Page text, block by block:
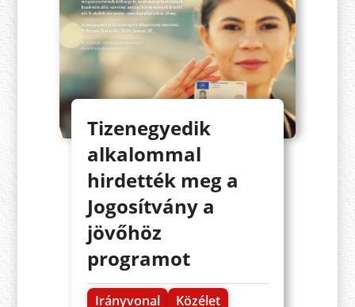
Tizenegyedik
alkalommal
hirdették meg a
Jogosítvány a
jövőhöz
programot
Irányvonal Közélet